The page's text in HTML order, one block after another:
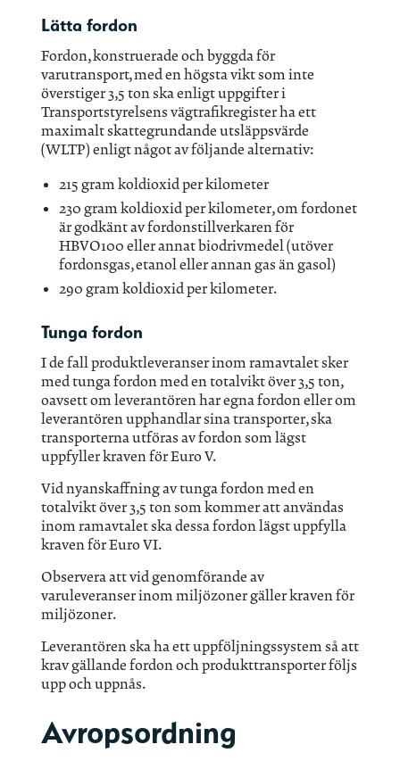
Lätta fordon
Fordon, konstruerade och byggda för
varutransport, med en högsta vikt som inte
överstiger 3,5 ton ska enligt uppgifter i
Transportstyrelsens vägtrafikregister ha ett
maximalt skattegrundande utsläppsvärde
(WLTP) enligt något av följande alternativ:
215 gram koldioxid per kilometer
230 gram koldioxid per kilometer, om fordonet
är godkänt av fordonstillverkaren för
HBVO100 eller annat biodrivmedel (utöver
fordonsgas, etanol eller annan gas än gasol)
290 gram koldioxid per kilometer.
Tunga fordon
I de fall produktleveranser inom ramavtalet sker
med tunga fordon med en totalvikt över 3,5 ton,
oavsett om leverantören har egna fordon eller om
leverantören upphandlar sina transporter, ska
transporterna utföras av fordon som lägst
uppfyller kraven för Euro V.
Vid nyanskaffning av tunga fordon med en
totalvikt över 3,5 ton som kommer att användas
inom ramavtalet ska dessa fordon lägst uppfylla
kraven för Euro VI.
Observera att vid genomförande av
varuleveranser inom miljözoner gäller kraven för
miljözoner.
Leverantören ska ha ett uppföljningssystem så att
krav gällande fordon och produkttransporter följs
upp och uppnås.
Avropsordning